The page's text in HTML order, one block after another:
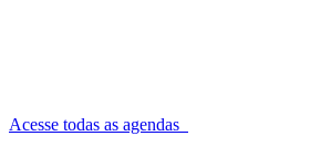
Acesse todas as agendas